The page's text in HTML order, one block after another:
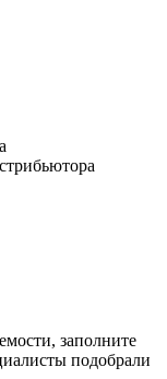
заполните
подобрали